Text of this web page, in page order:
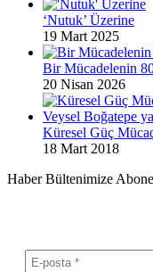
‘Nutuk’ Üzerine
19 Mart 2025
Bir Mücadelenin
20 Nisan 2026
Küresel Güç
18 Mart 2018
Haber Bültenimize